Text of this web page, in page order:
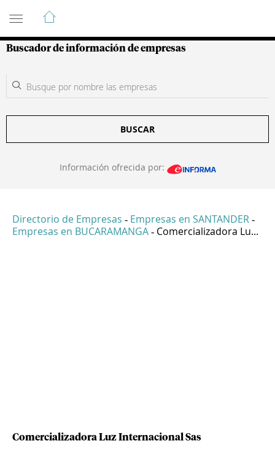
Guía de Empresas Colombianas
Buscador de información de empresas
BUSCAR
Información ofrecida por:
Directorio de Empresas - Empresas en SANTANDER -
Empresas en BUCARAMANGA - Comercializadora Lu...
Comercializadora Luz Internacional Sas